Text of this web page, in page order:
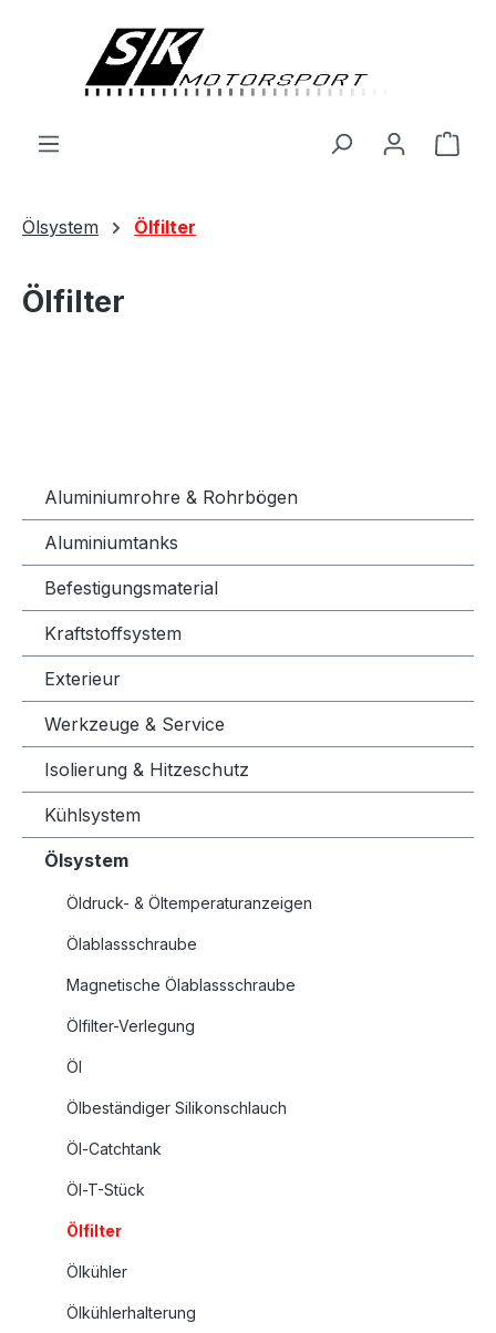
Ölsystem Ölfilter
Ölfilter
Aluminiumrohre & Rohrbögen
Aluminiumtanks
Befestigungsmaterial
Kraftstoffsystem
Exterieur
Werkzeuge & Service
Isolierung & Hitzeschutz
Kühlsystem
Ölsystem
Öldruck- & Öltemperaturanzeigen
Ölablassschraube
Magnetische Ölablassschraube
Ölfilter-Verlegung
Öl
Ölbeständiger Silikonschlauch
Öl-Catchtank
Öl-T-Stück
Ölfilter
Ölkühler
Ölkühlerhalterung